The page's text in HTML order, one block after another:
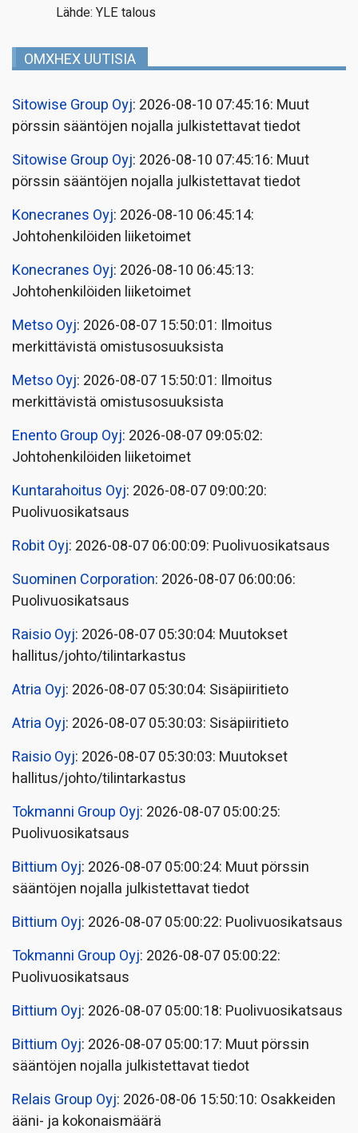
Lähde: YLE talous
OMXHEX UUTISIA
Sitowise Group Oyj: 2026-08-10 07:45:16: Muut
pörssin sääntöjen nojalla julkistettavat tiedot
Sitowise Group Oyj: 2026-08-10 07:45:16: Muut
pörssin sääntöjen nojalla julkistettavat tiedot
Konecranes Oyj: 2026-08-10 06:45:14:
Johtohenkilöiden liiketoimet
Konecranes Oyj: 2026-08-10 06:45:13:
Johtohenkilöiden liiketoimet
Metso Oyj: 2026-08-07 15:50:01: Ilmoitus
merkittävistä omistusosuuksista
Metso Oyj: 2026-08-07 15:50:01: Ilmoitus
merkittävistä omistusosuuksista
Enento Group Oyj: 2026-08-07 09:05:02:
Johtohenkilöiden liiketoimet
Kuntarahoitus Oyj: 2026-08-07 09:00:20:
Puolivuosikatsaus
Robit Oyj: 2026-08-07 06:00:09: Puolivuosikatsaus
Suominen Corporation: 2026-08-07 06:00:06:
Puolivuosikatsaus
Raisio Oyj: 2026-08-07 05:30:04: Muutokset
hallitus/johto/tilintarkastus
Atria Oyj: 2026-08-07 05:30:04: Sisäpiiritieto
Atria Oyj: 2026-08-07 05:30:03: Sisäpiiritieto
Raisio Oyj: 2026-08-07 05:30:03: Muutokset
hallitus/johto/tilintarkastus
Tokmanni Group Oyj: 2026-08-07 05:00:25:
Puolivuosikatsaus
Bittium Oyj: 2026-08-07 05:00:24: Muut pörssin
sääntöjen nojalla julkistettavat tiedot
Bittium Oyj: 2026-08-07 05:00:22: Puolivuosikatsaus
Tokmanni Group Oyj: 2026-08-07 05:00:22:
Puolivuosikatsaus
Bittium Oyj: 2026-08-07 05:00:18: Puolivuosikatsaus
Bittium Oyj: 2026-08-07 05:00:17: Muut pörssin
sääntöjen nojalla julkistettavat tiedot
Relais Group Oyj: 2026-08-06 15:50:10: Osakkeiden
ääni- ja kokonaismäärä